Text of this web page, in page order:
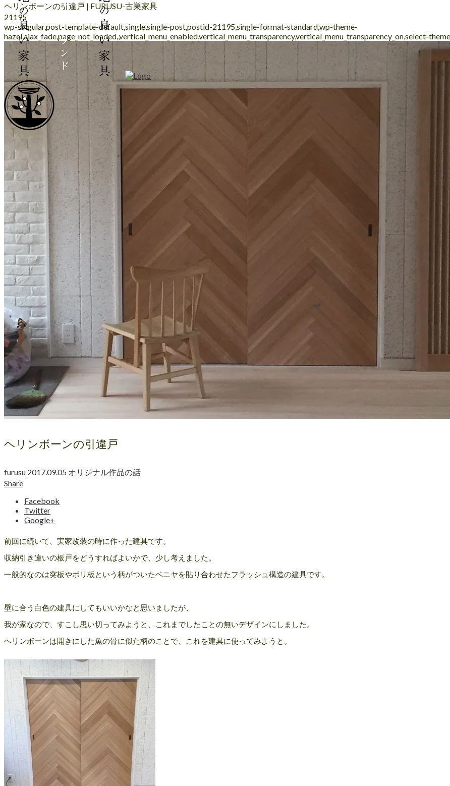
ヘリンボーンの引違戸 | FURUSU-古巣家具
21195
wp-singular,post-template-default,single,single-post,postid-21195,single-format-standard,wp-theme-
hazel,ajax_fade,page_not_loaded,,vertical_menu_enabled,vertical_menu_transparency,vertical_menu_transparency_on,select-
ヘリンボーンの引違戸
furusu 2017.09.05 オリジナル作品の話
Share
Facebook
Twitter
Google+
前回に続いて、実家改装の時に作った建具です。
収納引き違いの板戸をどうすればよいかで、少し考えました。
一般的なのは突板やポリ板という柄がついたベニヤを貼り合わせたフラッシュ構造の建具です。
壁に合う白色の建具にしてもいいかなと思いましたが、
我が家なので、すこし思い切ってみようと、これまでしたことの無いデザインにしました。
ヘリンボーンは開きにした魚の骨に似た柄のことで、これを建具に使ってみようと。